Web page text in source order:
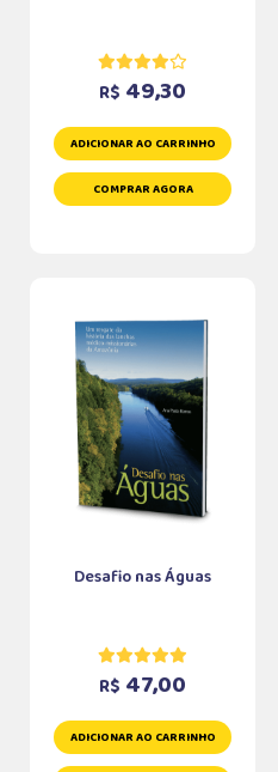
R$ 49,30
ADICIONAR AO CARRINHO
COMPRAR AGORA
Desafio nas Águas
R$ 47,00
ADICIONAR AO CARRINHO